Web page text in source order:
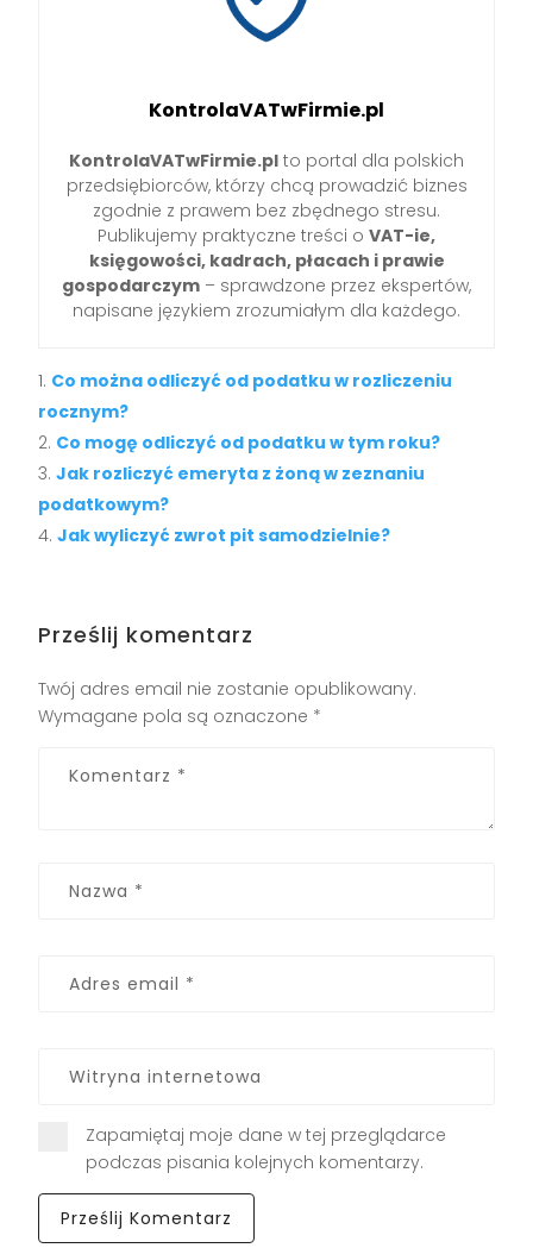
KontrolaVATwFirmie.pl
KontrolaVATwFirmie.pl to portal dla polskich
przedsiębiorców, którzy chcą prowadzić biznes
zgodnie z prawem bez zbędnego stresu.
Publikujemy praktyczne treści o VAT-ie,
księgowości, kadrach, płacach i prawie
gospodarczym – sprawdzone przez ekspertów,
napisane językiem zrozumiałym dla każdego.
Co można odliczyć od podatku w rozliczeniu
rocznym?
Co mogę odliczyć od podatku w tym roku?
Jak rozliczyć emeryta z żoną w zeznaniu
podatkowym?
Jak wyliczyć zwrot pit samodzielnie?
Prześlij komentarz
Twój adres email nie zostanie opublikowany.
Wymagane pola są oznaczone *
Zapamiętaj moje dane w tej przeglądarce
podczas pisania kolejnych komentarzy.